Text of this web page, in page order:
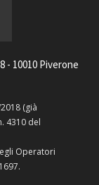
- 10010 Piverone
(già
4310 del
Operatori